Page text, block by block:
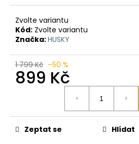
Zvolte variantu
Kód: Zvolte variantu
Značka:HUSKY
1 799 Kč –50 %
899 Kč
Zeptat se Hlídat
r
u
č
u
e
m